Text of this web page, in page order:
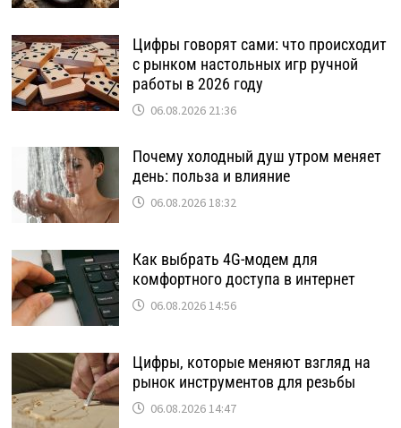
Цифры говорят сами: что происходит
с рынком настольных игр ручной
работы в 2026 году
06.08.2026 21:36
Почему холодный душ утром меняет
день: польза и влияние
06.08.2026 18:32
Как выбрать 4G-модем для
комфортного доступа в интернет
06.08.2026 14:56
Цифры, которые меняют взгляд на
рынок инструментов для резьбы
06.08.2026 14:47